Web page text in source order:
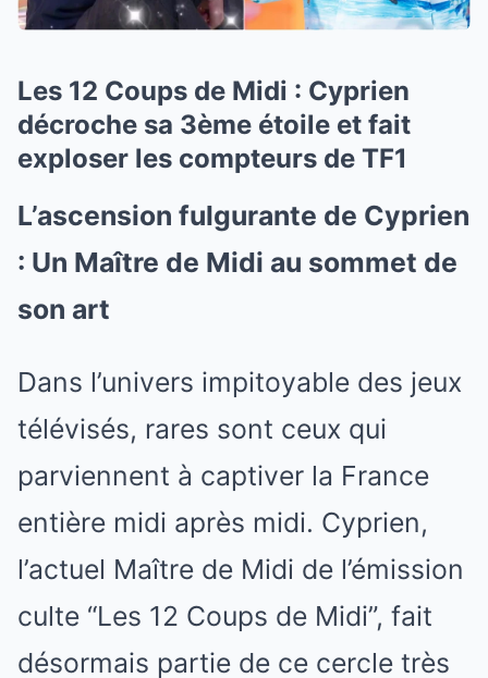
Les 12 Coups de Midi : Cyprien
décroche sa 3ème étoile et fait
exploser les compteurs de TF1
L’ascension fulgurante de Cyprien
: Un Maître de Midi au sommet de
son art
Dans l’univers impitoyable des jeux
télévisés, rares sont ceux qui
parviennent à captiver la France
entière midi après midi. Cyprien,
l’actuel Maître de Midi de l’émission
culte “Les 12 Coups de Midi”, fait
désormais partie de ce cercle très